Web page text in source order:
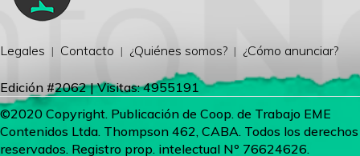
Legales Contacto ¿Quiénes somos? ¿Cómo anunciar?
Edición #2062 | Visitas: 4955191
©2020 Copyright. Publicación de Coop. de Trabajo EME
Contenidos Ltda. Thompson 462, CABA. Todos los derechos
reservados. Registro prop. intelectual Nº 76624626.